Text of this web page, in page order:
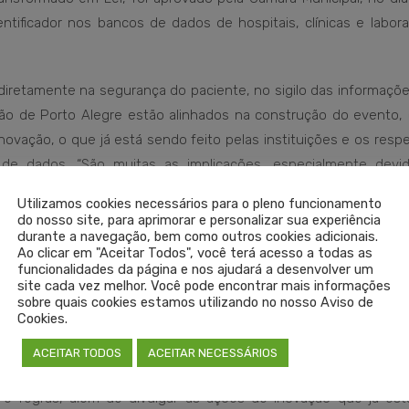
nos bancos de dados de hospitais, clínicas e
na segurança do paciente, no sigilo das
de Porto Alegre estão alinhados na construção do evento,
o que já está sendo feito pelas instituições e os
dados. “São muitas as implicações, especialmente
poderá ser antiético não usar inteligência artificial na
que surgem com o amplo compartilhamento de dados de
para a população, com o devido cuidado e as precauções
quais os futuros possíveis e como chegar lá com
do Gabinete da Inovação.
capital e do estado, como funcionará o compartilhamento de
regras, além de divulgar as ações de inovação que já
Utilizamos cookies necessários para o pleno funcionamento
do nosso site, para aprimorar e personalizar sua experiência
durante a navegação, bem como outros cookies adicionais.
Ao clicar em "Aceitar Todos", você terá acesso a todas as
funcionalidades da página e nos ajudará a desenvolver um
site cada vez melhor. Você pode encontrar mais informações
sobre quais cookies estamos utilizando no nosso Aviso de
Cookies.
ACEITAR TODOS ACEITAR NECESSÁRIOS